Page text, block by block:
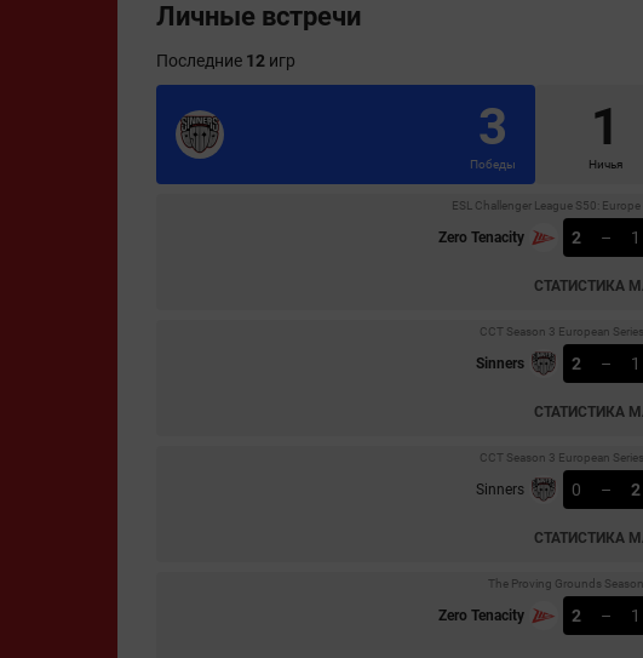
Личные встречи
Последние 12 игр
3
Победы
1
Ничья
ESL Challenger League S50:
Zero Tenacity 2 – 1
СТАТИСТИКА
CCT Season 3 European
Sinners 2 – 1
СТАТИСТИКА
CCT Season 3 European
Sinners 0 – 2
СТАТИСТИКА
The Proving Grounds
Zero Tenacity 2 – 1